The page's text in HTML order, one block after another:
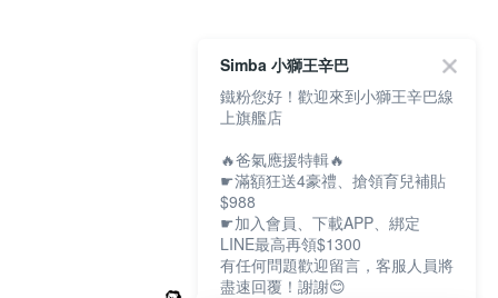
Simba 小獅王辛巴
鐵粉您好！歡迎來到小獅王辛巴線
上旗艦店
🔥爸氣應援特輯🔥
☛滿額狂送4豪禮、搶領育兒補貼
$988
☛加入會員、下載APP、綁定
LINE最高再領$1300
有任何問題歡迎留言，客服人員將
盡速回覆！謝謝😊